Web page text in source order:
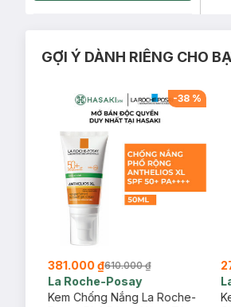
GỢI Ý DÀNH RIÊNG CHO
-38%
381.000 ₫610.000 ₫
La Roche-Posay
Kem Chống Nắng La Roche-